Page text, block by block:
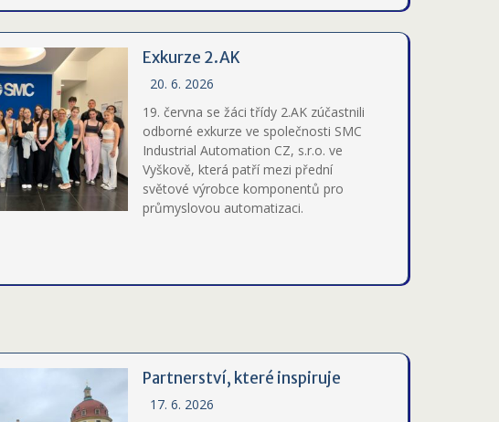
Exkurze 2.AK
20. 6. 2026
19. června se žáci třídy 2.AK zúčastnili
odborné exkurze ve společnosti SMC
Industrial Automation CZ, s.r.o. ve
Vyškově, která patří mezi přední
světové výrobce komponentů pro
průmyslovou automatizaci.
Partnerství, které inspiruje
17. 6. 2026